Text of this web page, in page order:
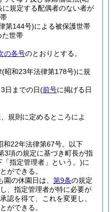
に規定する配偶者のない者が
第144号)による被保護世帯
た世帯
の各号のとおりとする。
(昭和23年法律第178号)に規
日までの日(前号に掲げる日
規則に定めるところによ
和22年法律第67号。以下
3項の規定に基づき町長が指
「指定管理者」という。)に
ができる。
の休園日は、 第9条の規定
、指定管理者が特に必要が
認を得て、これを変更し、
ができる。